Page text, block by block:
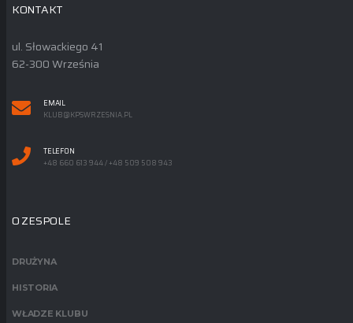
KONTAKT
ul. Słowackiego 41
62-300 Września
EMAIL
KLUB@KPSWRZESNIA.PL
TELEFON
+48 660 613 944 / +48 509 508 943
O ZESPOLE
DRUŻYNA
HISTORIA
WŁADZE KLUBU